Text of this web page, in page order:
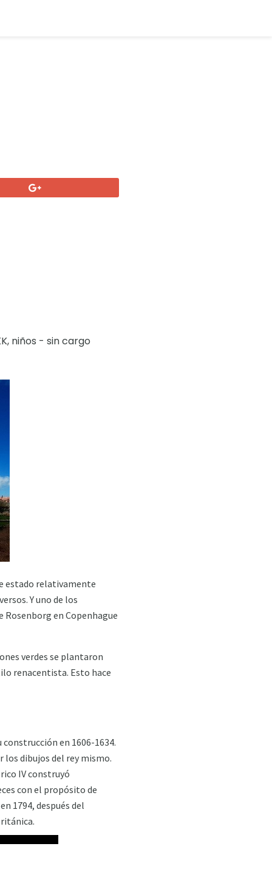
niños - sin cargo
estado relativamente
Y uno de los
en Copenhague
verdes se plantaron
renacentista. Esto hace
en 1606-1634.
dibujos del rey mismo.
IV construyó
con el propósito de
1794, después del